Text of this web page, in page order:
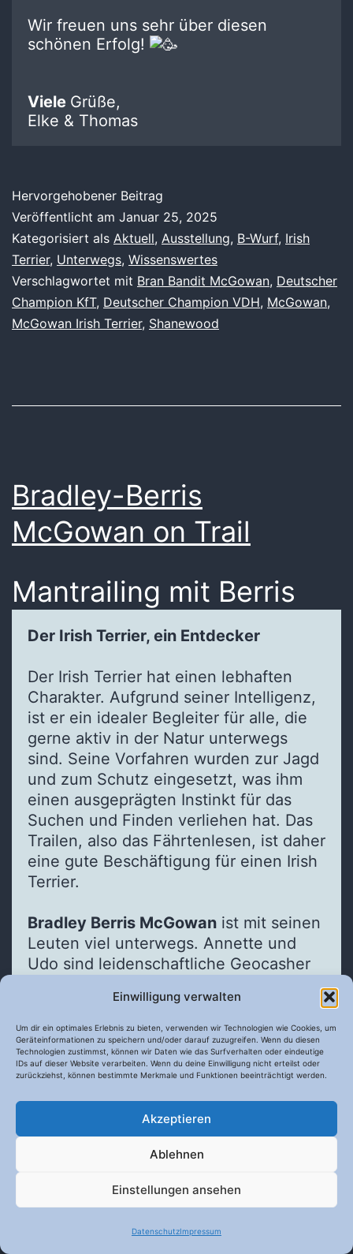
Einwilligung verwalten
Um dir ein optimales Erlebnis zu bieten, verwenden wir Technologien wie Cookies, um
Geräteinformationen zu speichern und/oder darauf zuzugreifen. Wenn du diesen
Technologien zustimmst, können wir Daten wie das Surfverhalten oder eindeutige
IDs auf dieser Website verarbeiten. Wenn du deine Einwilligung nicht erteilst oder
zurückziehst, können bestimmte Merkmale und Funktionen beeinträchtigt werden.
Akzeptieren
Ablehnen
Einstellungen ansehen
DatenschutzImpressum
Wir freuen uns sehr über diesen
schönen Erfolg!
Viele Grüße,
Elke & Thomas
Hervorgehobener Beitrag
Veröffentlicht am Januar 25, 2025
Kategorisiert als Aktuell, Ausstellung, B-Wurf, Irish
Terrier, Unterwegs, Wissenswertes
Verschlagwortet mit Bran Bandit McGowan, Deutscher
Champion KfT, Deutscher Champion VDH, McGowan,
McGowan Irish Terrier, Shanewood
Bradley-Berris
McGowan on Trail
Mantrailing mit Berris
Der Irish Terrier, ein Entdecker
Der Irish Terrier hat einen lebhaften
Charakter. Aufgrund seiner Intelligenz,
ist er ein idealer Begleiter für alle, die
gerne aktiv in der Natur unterwegs
sind. Seine Vorfahren wurden zur Jagd
und zum Schutz eingesetzt, was ihm
einen ausgeprägten Instinkt für das
Suchen und Finden verliehen hat. Das
Trailen, also das Fährtenlesen, ist daher
eine gute Beschäftigung für einen Irish
Terrier.
Bradley Berris McGowan ist mit seinen
Leuten viel unterwegs. Annette und
Udo sind leidenschaftliche Geocasher
Mantrailinggeht es darum
am Ende etwas zu finden und das
Trailen beherrscht Berris sehr gut. Er
hat bereits einige Urkunden in dieser
Bradley Berris McGowan
Lieben Dank, Udo und Annette für die